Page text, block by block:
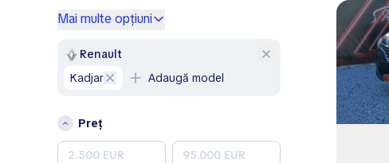
Mercedes-Benz
Nissan
Porsche
Renault
Mai multe opțiuni
Renault
Kadjar
Adaugă model
Preț